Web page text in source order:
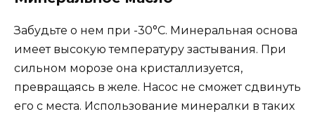
Забудьте о нем при -30°C. Минеральная основа
имеет высокую температуру застывания. При
сильном морозе она кристаллизуется,
превращаясь в желе. Насос не сможет сдвинуть
его с места. Использование минералки в таких